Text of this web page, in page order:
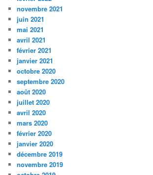
novembre 2021
juin 2021
mai 2021
avril 2021
février 2021
janvier 2021
octobre 2020
septembre 2020
août 2020
juillet 2020
avril 2020
mars 2020
février 2020
janvier 2020
décembre 2019
novembre 2019